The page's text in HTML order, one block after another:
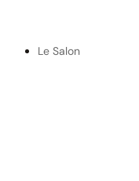
Le Salon